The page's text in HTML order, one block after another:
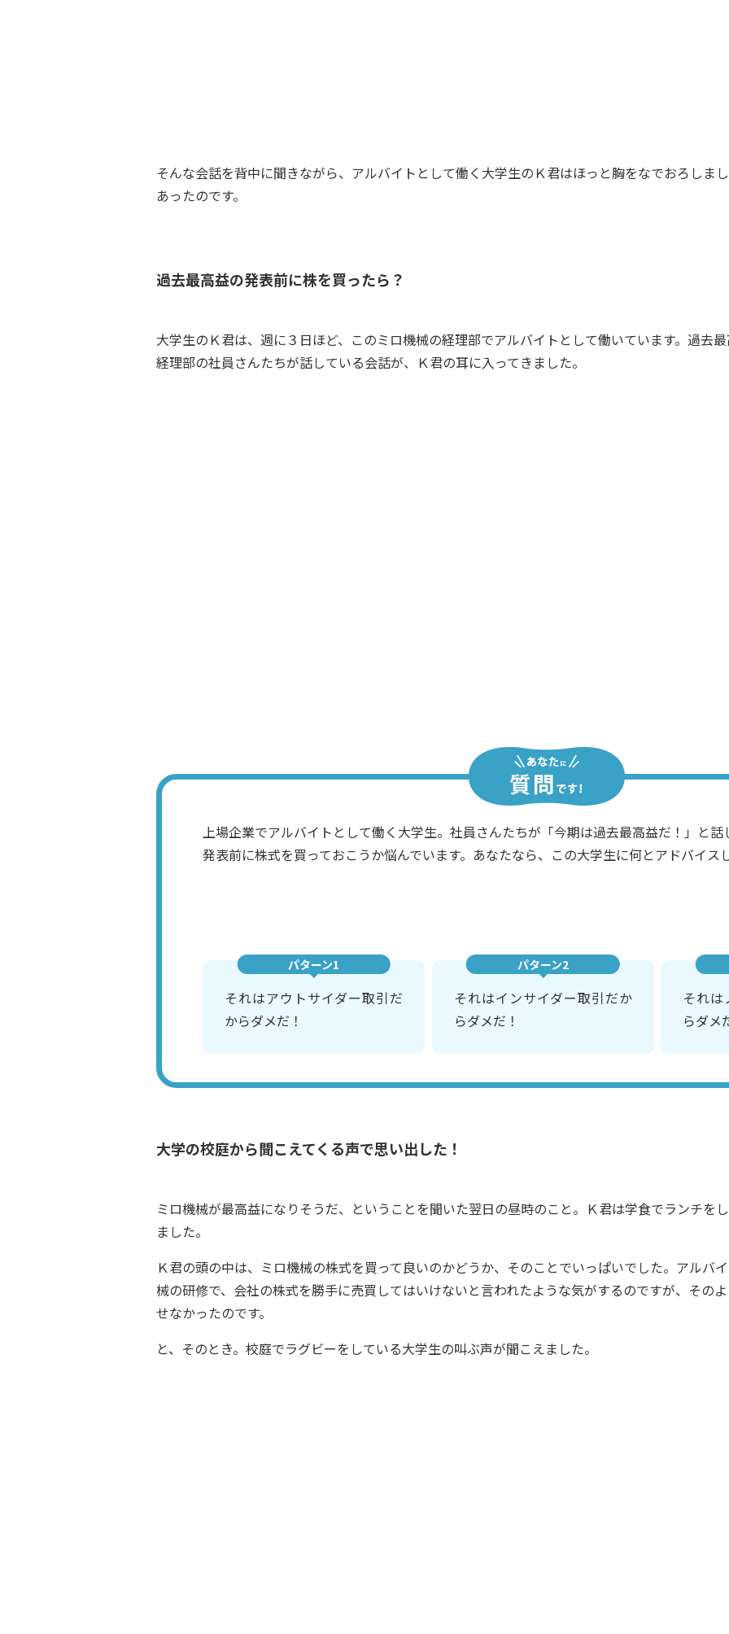
そんな会話を背中に聞きながら、アルバイトとして働く大学生のＫ君はほっと胸をなでおろしま
あったのです。
過去最高益の発表前に株を買ったら？
大学生のＫ君は、週に３日ほど、このミロ機械の経理部でアルバイトとして働いています。過去
経理部の社員さんたちが話している会話が、Ｋ君の耳に入ってきました。
上場企業でアルバイトとして働く大学生。社員さんたちが「今期は過去最高益だ！」と
発表前に株式を買っておこうか悩んでいます。あなたなら、この大学生に何とアドバイス
パターン1
それはアウトサイダー取引だ
からダメだ！
パターン2
それはインサイダー取引だか
らダメだ！
それ
らダメ
大学の校庭から聞こえてくる声で思い出した！
ミロ機械が最高益になりそうだ、ということを聞いた翌日の昼時のこと。Ｋ君は学食でランチを
ました。
Ｋ君の頭の中は、ミロ機械の株式を買って良いのかどうか、そのことでいっぱいでした。アルバ
械の研修で、会社の株式を勝手に売買してはいけないと言われたような気がするのですが、その
せなかったのです。
と、そのとき。校庭でラグビーをしている大学生の叫ぶ声が聞こえました。